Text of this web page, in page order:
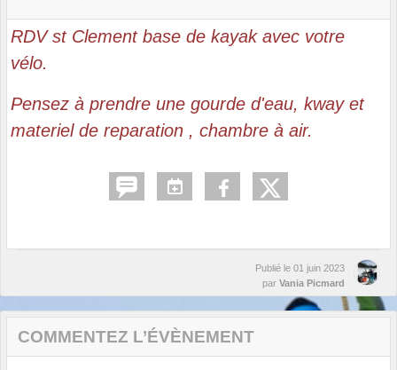
RDV st Clement base de kayak avec votre
vélo.
Pensez à prendre une gourde d'eau, kway et
materiel de reparation , chambre à air.
Publié le 01 juin 2023
par Vania Picmard
COMMENTEZ L’ÉVÈNEMENT